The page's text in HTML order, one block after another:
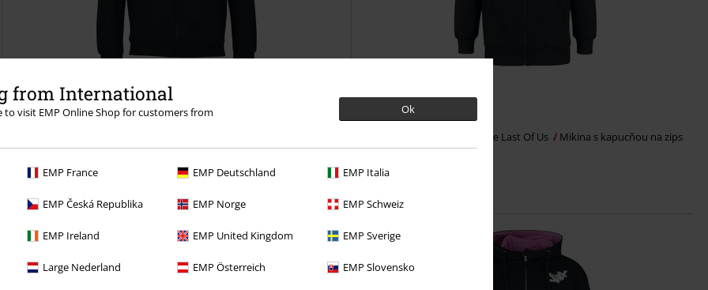
from International
to visit EMP Online Shop for customers from
Ok
EMP France EMP Deutschland EMP Italia
EMP Česká Republika EMP Norge EMP Schweiz
EMP Ireland EMP United Kingdom EMP Sverige
Large Nederland EMP Österreich EMP Slovensko
€ 55,24
OMC€ 75,99
€ 59,99
The Last Of Us Mikina s kapucňou na zips